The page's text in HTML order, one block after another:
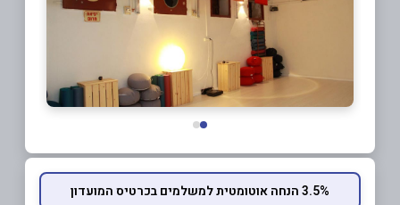
3.5% הנחה אוטומטית למשלמים בכרטיס המועדון